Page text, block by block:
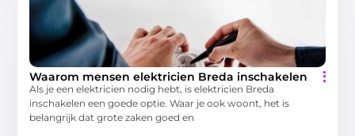
Waarom mensen elektricien Breda inschakelen
Als je een elektricien nodig hebt, is elektricien Breda
inschakelen een goede optie. Waar je ook woont, het is
belangrijk dat grote zaken goed en